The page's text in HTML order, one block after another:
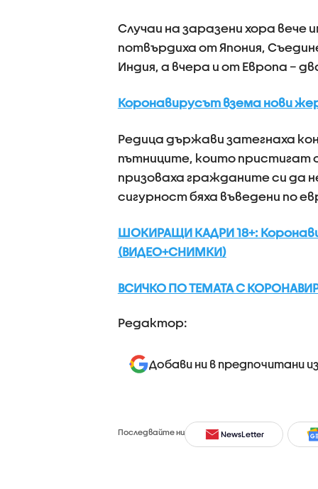
Случаи на заразени хора вече
потвърдиха от Япония,
Индия, а вчера и от Европа –
Коронавирусът взема нови
Редица държави затегнаха
пътниците, които пристигат
призоваха гражданите си да
сигурност бяха въведени по
ШОКИРАЩИ КАДРИ 18+:
(ВИДЕО+СНИМКИ)
ВСИЧКО ПО ТЕМАТА С
Редактор:
Добави ни в предпочитани
Последвайте ни NewsLetter